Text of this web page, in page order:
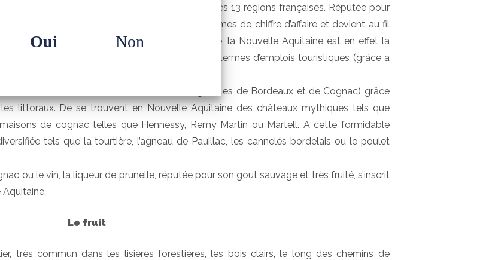
représente aujourd’hui la plus vaste des 13 régions françaises. Réputée pour
est en effet la première région en termes de chiffre d’affaire et devient au fil
son économie forte grâce à son agriculture, la Nouvelle Aquitaine est en effet la
d’affaire et la première région française en termes d’emplois touristiques (grâce à
reconnue dans le monde entier (vignobles de Bordeaux et de Cognac) grâce
littoraux. De se trouvent en Nouvelle Aquitaine des châteaux mythiques tels que
de cognac telles que Hennessy, Remy Martin ou Martell. A cette formidable
tels que la tourtière, l’agneau de Pauillac, les cannelés bordelais ou le poulet
ou le vin, la liqueur de prunelle, réputée pour son gout sauvage et très fruité, s’inscrit
Le fruit
très commun dans les lisières forestières, les bois clairs, le long des chemins de
Oui Non